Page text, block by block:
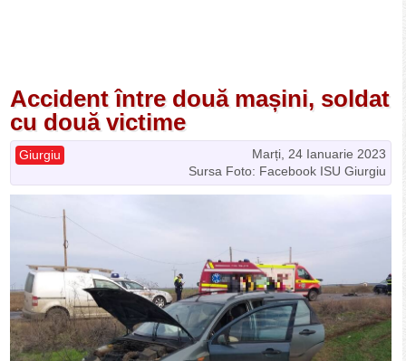
Accident între două mașini, soldat
cu două victime
Marți, 24 Ianuarie 2023
Giurgiu
Sursa Foto: Facebook ISU Giurgiu